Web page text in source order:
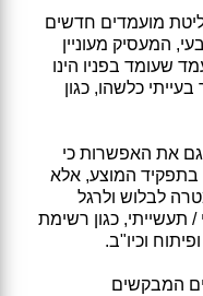
מועמדים חדשים
המעסיק מעוניין
שעומד בפניו הינו
כלשהו, כגון
גם את האפשרות כי
בתפקיד המוצע, אלא
לבלוש ולרגל
תעשייתי, כגון רשימת
וכיו"ב.
המבקשים